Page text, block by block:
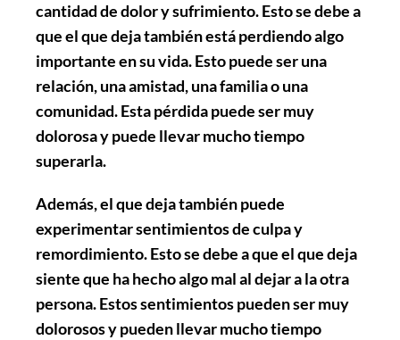
cantidad de dolor y sufrimiento. Esto se debe a
que el que deja también está perdiendo algo
importante en su vida. Esto puede ser una
relación, una amistad, una familia o una
comunidad. Esta pérdida puede ser muy
dolorosa y puede llevar mucho tiempo
superarla.
Además, el que deja también puede
experimentar sentimientos de culpa y
remordimiento. Esto se debe a que el que deja
siente que ha hecho algo mal al dejar a la otra
persona. Estos sentimientos pueden ser muy
dolorosos y pueden llevar mucho tiempo